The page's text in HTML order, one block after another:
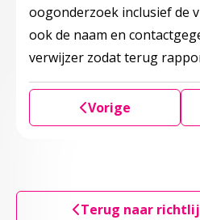
oogonderzoek inclusief de
ook de naam en
verwijzer zodat terug
Vorige
Terug naar